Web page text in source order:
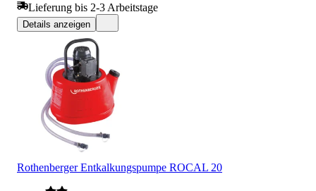
Lieferung bis 2-3 Arbeitstage
Details anzeigen
Rothenberger Entkalkungspumpe ROCAL 20